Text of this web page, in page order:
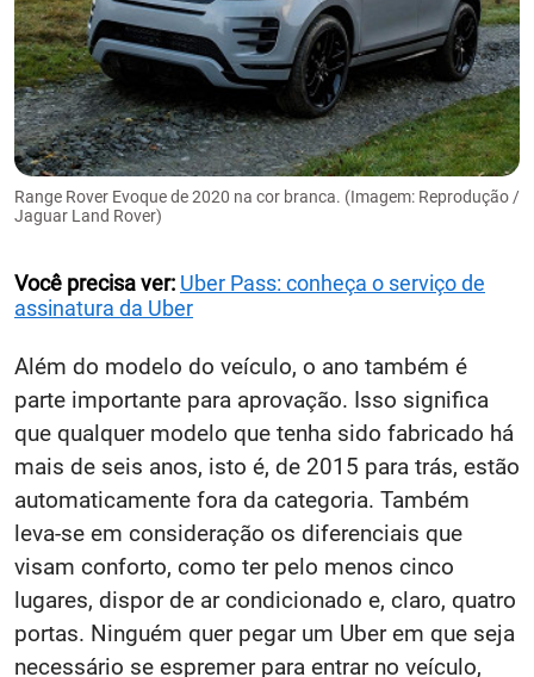
Range Rover Evoque de 2020 na cor branca. (Imagem: Reprodução /
Jaguar Land Rover)
Você precisa ver: Uber Pass: conheça o serviço de
assinatura da Uber
Além do modelo do veículo, o ano também é
parte importante para aprovação. Isso significa
que qualquer modelo que tenha sido fabricado há
mais de seis anos, isto é, de 2015 para trás, estão
automaticamente fora da categoria. Também
leva-se em consideração os diferenciais que
visam conforto, como ter pelo menos cinco
lugares, dispor de ar condicionado e, claro, quatro
portas. Ninguém quer pegar um Uber em que seja
necessário se espremer para entrar no veículo,